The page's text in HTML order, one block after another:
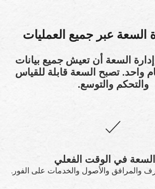
السعة عبر جميع العمليات
السعة أن تعيش جميع بيانات
واحد. تصبح السعة قابلة للقياس
والتحكم والتوسع.
السعة في الوقت الفعلي
والمرافق والأصول والخدمات على الفور.